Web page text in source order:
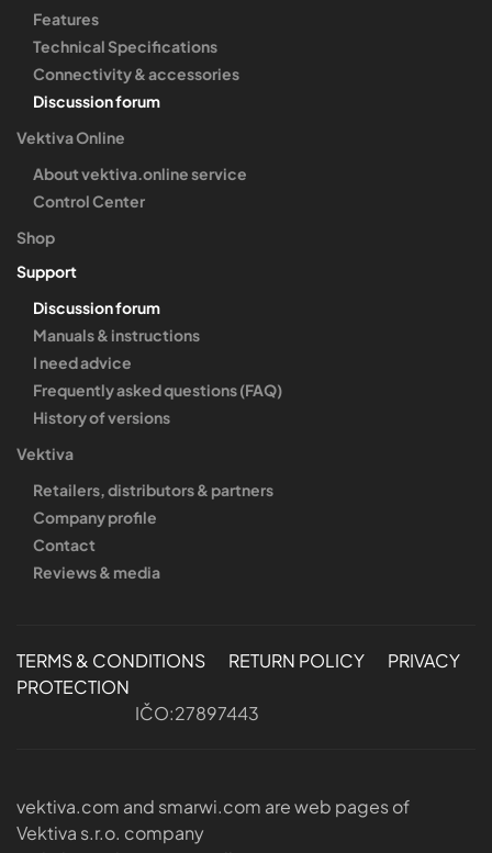
Features
Technical Specifications
Connectivity & accessories
Discussion forum
Vektiva Online
About vektiva.online service
Control Center
Shop
Support
Discussion forum
Manuals & instructions
I need advice
Frequently asked questions (FAQ)
History of versions
Vektiva
Retailers, distributors & partners
Company profile
Contact
Reviews & media
TERMS & CONDITIONS RETURN POLICY
PRIVACY
PROTECTION
IČO:27897443
vektiva.com and smarwi.com are web pages of
Vektiva s.r.o. company